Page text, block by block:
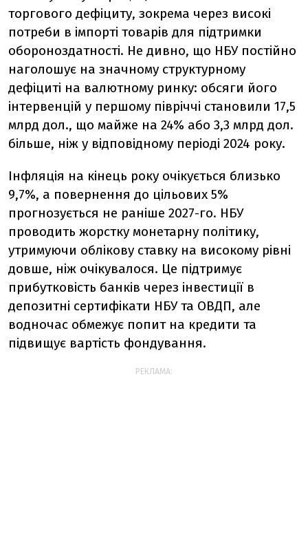
торгового дефіциту, зокрема через високі
потреби в імпорті товарів для підтримки
обороноздатності. Не дивно, що НБУ постійно
наголошує на значному структурному
дефіциті на валютному ринку: обсяги його
інтервенцій у першому півріччі становили 17,5
млрд дол., що майже на 24% або 3,3 млрд дол.
більше, ніж у відповідному періоді 2024 року.
Інфляція на кінець року очікується близько
9,7%, а повернення до цільових 5%
прогнозується не раніше 2027-го. НБУ
проводить жорстку монетарну політику,
утримуючи облікову ставку на високому рівні
довше, ніж очікувалося. Це підтримує
прибутковість банків через інвестиції в
депозитні сертифікати НБУ та ОВДП, але
водночас обмежує попит на кредити та
підвищує вартість фондування.
РЕКЛАМА: